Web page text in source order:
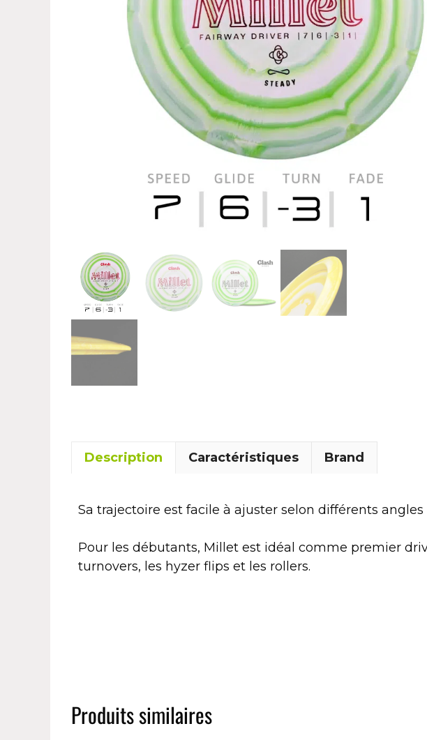
Description Caractéristiques Brand
Sa trajectoire est facile à ajuster selon différents angles
Pour les débutants, Millet est idéal comme premier
turnovers, les hyzer flips et les rollers.
Produits similaires